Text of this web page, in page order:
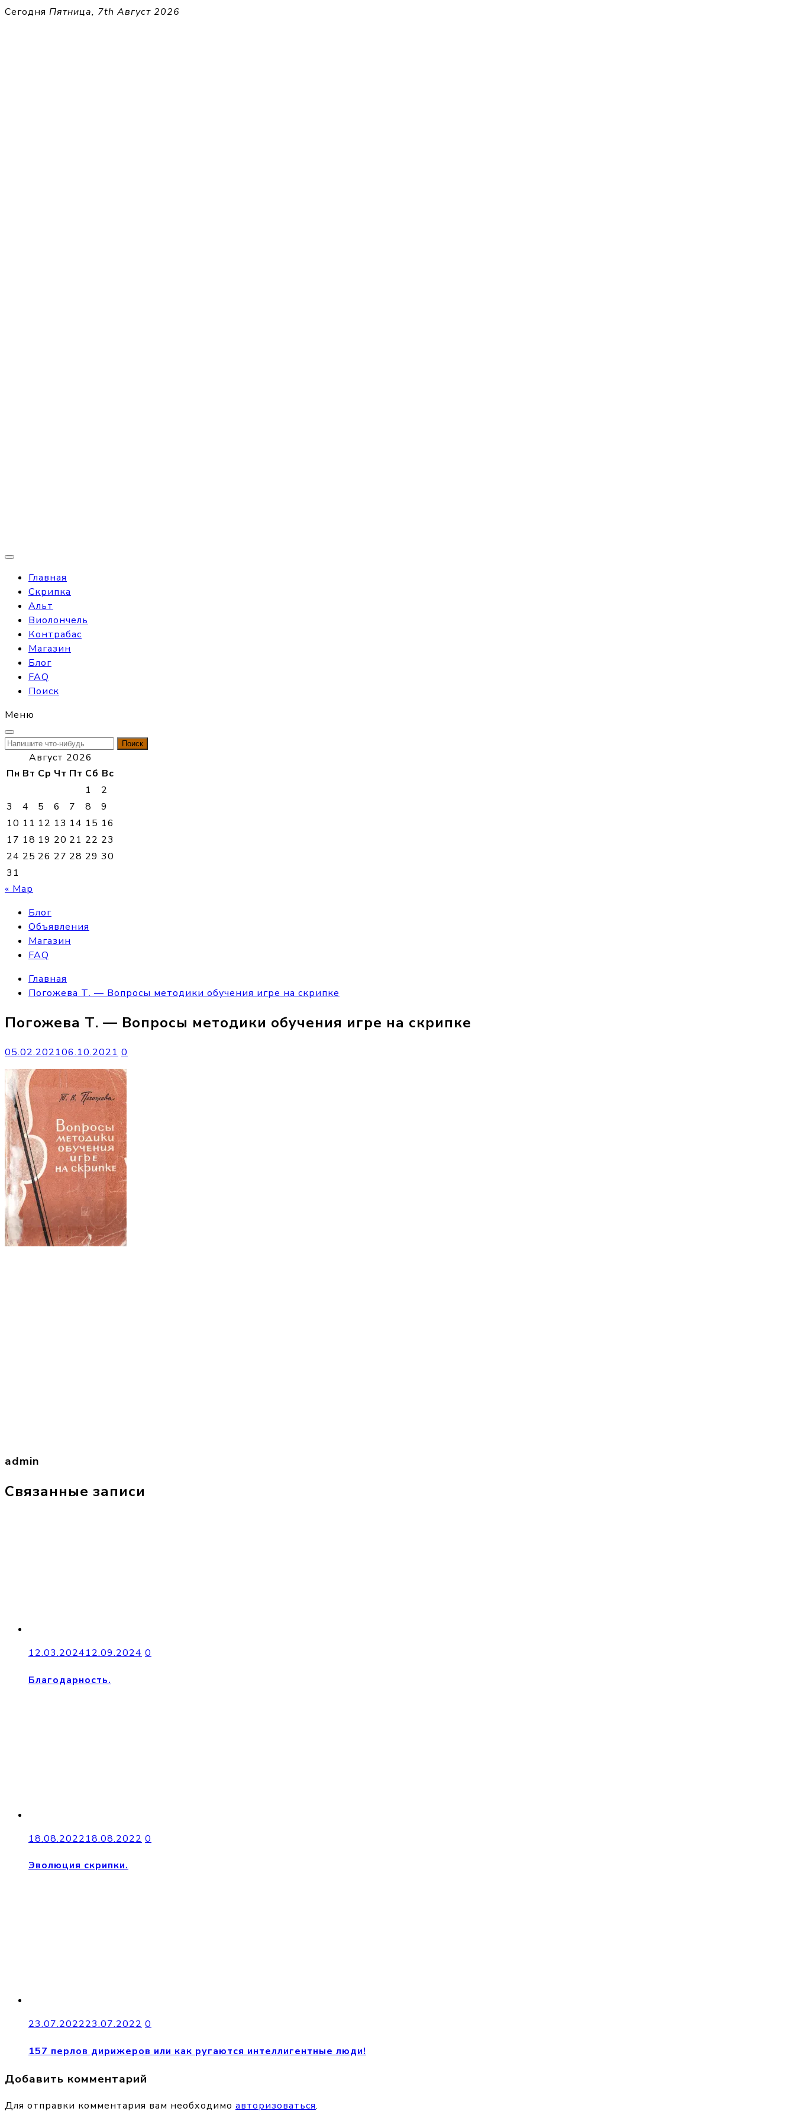
Перейти
Сегодня Пятница, 7th Август 2026
Главная
Скрипка
Альт
Виолончель
Контрабас
Магазин
Блог
FAQ
Поиск
Меню
Найти:
Август 2026
Пн Вт Ср Чт Пт Сб Вс
1
2
3
4 5 6 7 8
9
10 11 12 13 14 15 16
17 18 19 20 21 22 23
24 25 26 27 28 29 30
31
« Мар
Блог
Объявления
Магазин
FAQ
Главная
Погожева Т. — Вопросы методики обучения игре на скрипке
Погожева Т. — Вопросы методики обучения игре на скрипке
05.02.202106.10.2021 0
admin
Связанные записи
12.03.202412.09.2024 0
Благодарность.
18.08.202218.08.2022 0
Эволюция скрипки.
23.07.202223.07.2022 0
157 перлов дирижеров или как ругаются интеллигентные люди!
Добавить комментарий
Для отправки комментария вам необходимо авторизоваться.